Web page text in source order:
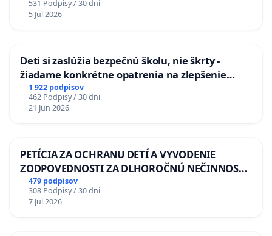
531 Podpisy / 30 dni
5 Jul 2026
Deti si zaslúžia bezpečnú školu, nie škrty -
žiadame konkrétne opatrenia na zlepšenie
situácie v školstve
1 922 podpisov
462 Podpisy / 30 dni
21 Jun 2026
PETÍCIA ZA OCHRANU DETÍ A VYVODENIE
ZODPOVEDNOSTI ZA DLHOROČNÚ NEČINNOSŤ
A ZLYHANIE ŠTÁTU
479 podpisov
308 Podpisy / 30 dni
7 Jul 2026